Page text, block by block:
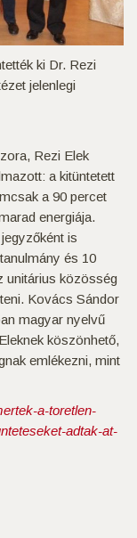
ki Dr. Rezi
jelenlegi
Rezi Elek
a kitüntetett
a 90 percet
energiája.
is
és 10
unitárius közösség
Kovács Sándor
magyar nyelvű
köszönhető,
emlékezni, mint
a-toretlen-
adtak-at-